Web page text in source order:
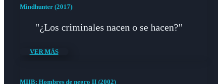
Mindhunter (2017)
"¿Los criminales nacen o se hacen?"
VER MÁS
MIIB: Hombres de negro II (2002)